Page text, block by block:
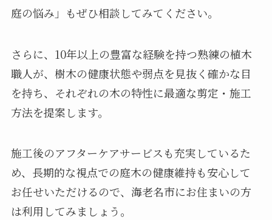
庭の悩み」もぜひ相談してみてください。
さらに、10年以上の豊富な経験を持つ熟練の植木
職人が、樹木の健康状態や弱点を見抜く確かな目
を持ち、それぞれの木の特性に最適な剪定・施工
方法を提案します。
施工後のアフターケアサービスも充実しているた
め、長期的な視点での庭木の健康維持も安心して
お任せいただけるので、海老名市にお住まいの方
は利用してみましょう。